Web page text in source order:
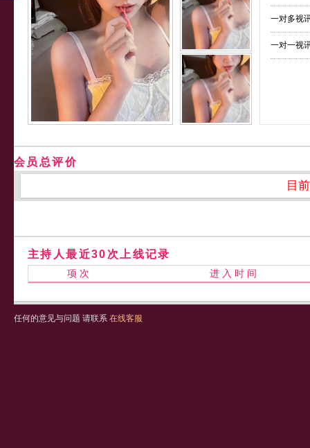
一对多视
一对一视
会员总评价
目
主持人最近30次上线记录
项 次 进 入 时 间
任何的意见与问题 请联系 在线客服